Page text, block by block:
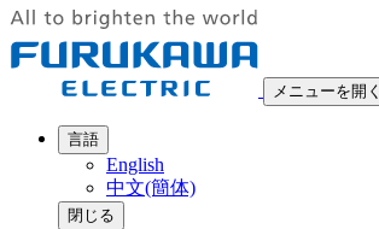
メニューを開く
言語
English
中文(簡体)
閉じる